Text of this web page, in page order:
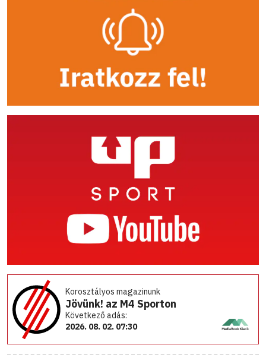
Korosztályos magazinunk
Jövünk! az M4 Sporton
Következő adás:
2026. 08. 02. 07:30